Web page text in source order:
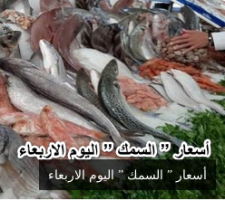
أسعار ” السمك ” اليوم الاربعاء